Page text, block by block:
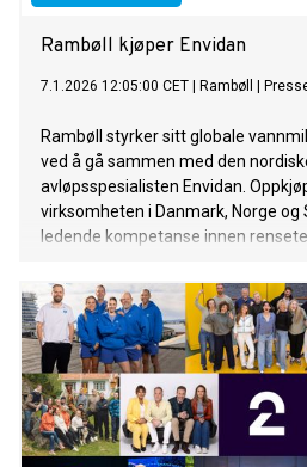
Rambøll kjøper Envidan
7.1.2026 12:05:00 CET Rambøll
Rambøll styrker sitt globale
ved å gå sammen med den
avløpsspesialisten Envidan.
virksomheten i Danmark, Norge og
ledende kompetanse innen